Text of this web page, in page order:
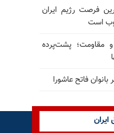
فرصت رژیم ایران
است
مقاومت؛ پشت‌پرده
فاتح عاشورا